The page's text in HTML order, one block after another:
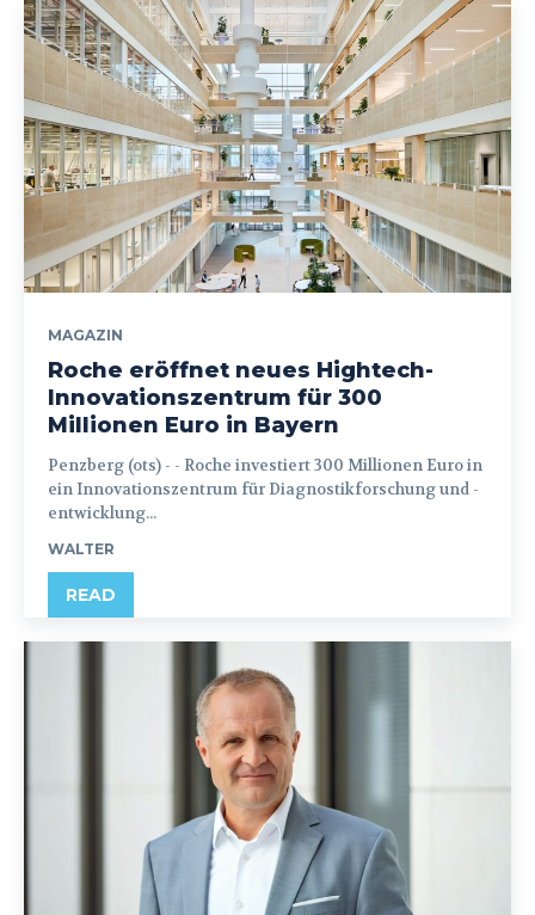
MAGAZIN
Roche eröffnet neues Hightech-
Innovationszentrum für 300
Millionen Euro in Bayern
Penzberg (ots) - - Roche investiert 300 Millionen Euro in
ein Innovationszentrum für Diagnostikforschung und -
entwicklung...
WALTER
READ